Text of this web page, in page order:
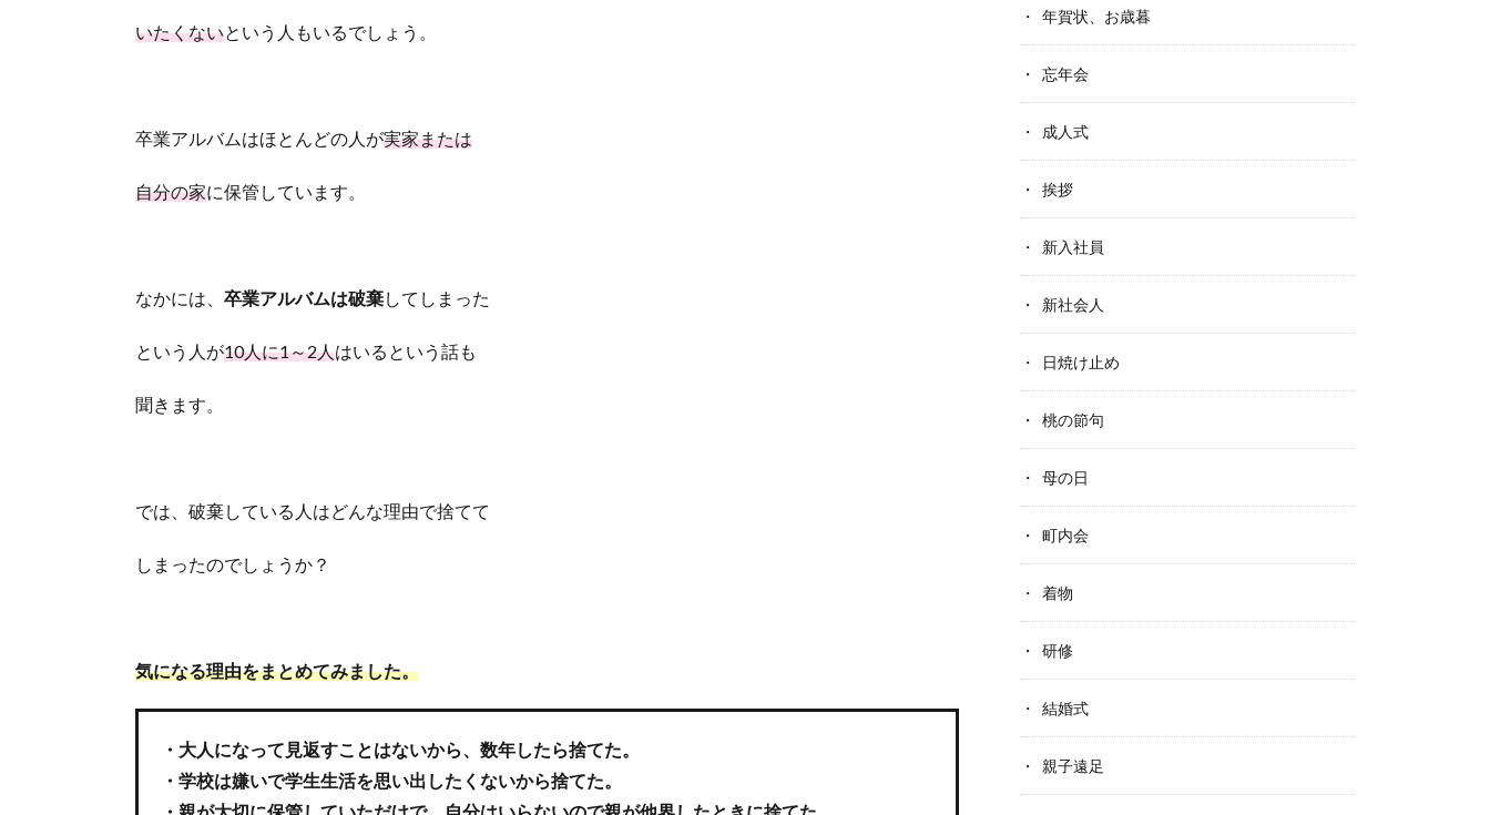
いたくないという人もいるでしょう。
卒業アルバムはほとんどの人が実家または
自分の家に保管しています。
なかには、 卒業アルバムは破棄してしまった
という人が10人に1～2人はいるという話も
聞きます。
では、破棄している人はどんな理由で捨てて
しまったのでしょうか？
気になる理由をまとめてみました。
・大人になって見返すことはないから、数年したら捨てた。
・学校は嫌いで学生生活を思い出したくないから捨てた。
年賀状、お歳暮
忘年会
成人式
挨拶
新入社員
新社会人
日焼け止め
桃の節句
母の日
町内会
着物
研修
結婚式
親子遠足